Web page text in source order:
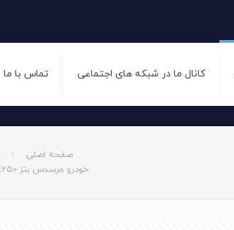
کانال ما در شبکه های اجتماعی تماس با ما
صفحه اصلی
خودرو مرسدس بنز E250 اتوماتیک سال 2016